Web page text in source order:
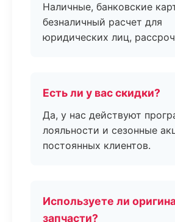
Наличные, банковские
безналичный расчет для
юридических лиц,
Есть ли у вас скидки?
Да, у нас действуют
лояльности и сезонные
постоянных клиентов.
Используете ли
запчасти?